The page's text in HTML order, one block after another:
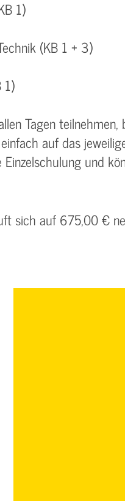
1)
(KB 1 + 3)
1)
Tagen
auf das
und
sich auf 675,00 €